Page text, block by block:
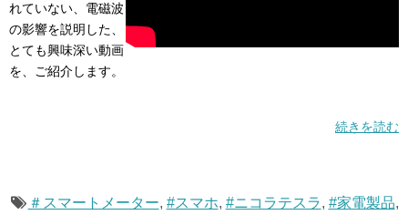
れていない、電磁波
の影響を説明した、
とても興味深い動画
を、ご紹介します。
続きを読む
＃スマートメーター, #スマホ, #ニコラテスラ, #家電製品,